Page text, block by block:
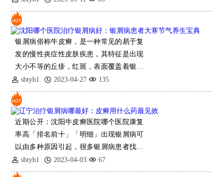
银屑病俗称牛皮癣，是一种常见的易于复
发的慢性炎症性皮肤疾患，其特征是出现
大小不等的丘疹，红斑，表面覆盖着银白
色鳞屑，边界清楚，好发于头皮、四肢伸
侧及背部。银屑病虽不直接影响生
sbtyh1 2023-04-27 135
近期公开：沈阳牛皮癣医院哪个医院康复
率高「排名前十」「明细」出现银屑病可
以由多种原因引起，很多银屑病患者找不
到明确病因。因此出现银屑病情况非常复
杂，我们需
sbtyh1 2023-04-03 67